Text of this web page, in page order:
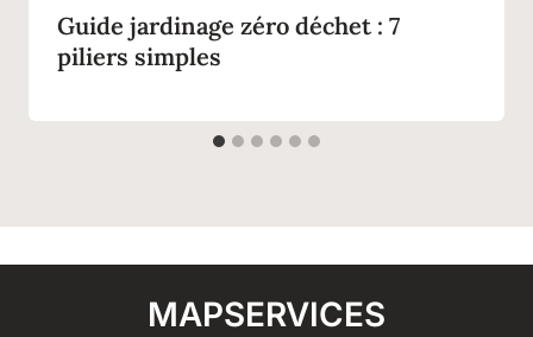
Guide jardinage zéro déchet : 7
piliers simples
MAPSERVICES